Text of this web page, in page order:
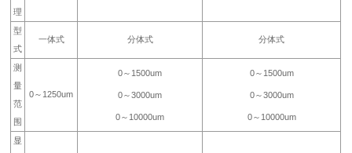
理
型
式
一体式 分体式 分体式
测
量
范
围
0～1250um
0～1500um
0～3000um
0～10000um
0～1500um
0～3000um
0～10000um
显